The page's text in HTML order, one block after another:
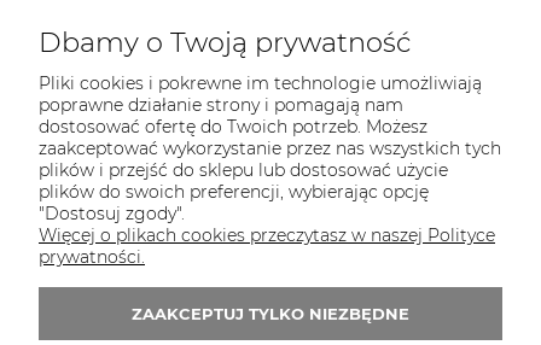
Sklep internetowy ze zdrową żywnością
NIP: 5130281419
REGON: 523313151
Tel.:
796 434 468
E-mail:biuro@ekopaka.pl
Zapisz się do newslletera i odbierz 5% rabatu
Dbamy o Twoją prywatność
Pliki cookies i pokrewne im technologie umożliwiają
poprawne działanie strony i pomagają nam
dostosować ofertę do Twoich potrzeb. Możesz
zaakceptować wykorzystanie przez nas wszystkich tych
plików i przejść do sklepu lub dostosować użycie
plików do swoich preferencji, wybierając opcję
"Dostosuj zgody".
Więcej o plikach cookies przeczytasz w naszej Polityce
prywatności.
ZAAKCEPTUJ TYLKO NIEZBĘDNE